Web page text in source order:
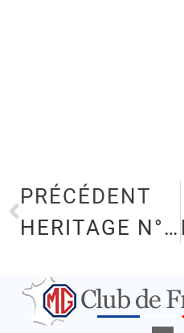
PRÉCÉDENT
HERITAGE N°70 AOUT 2023